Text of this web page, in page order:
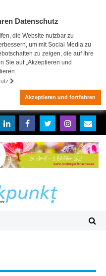
Datenschutz
die Website nutzbar zu
um mit Social Media zu
zu zeigen, die auf Ihre
Sie auf „Akzeptieren und
Akzeptieren und fortfahren